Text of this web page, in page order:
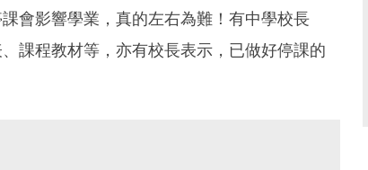
會影響學業，真的左右為難！有中學校長
課程教材等，亦有校長表示，已做好停課的